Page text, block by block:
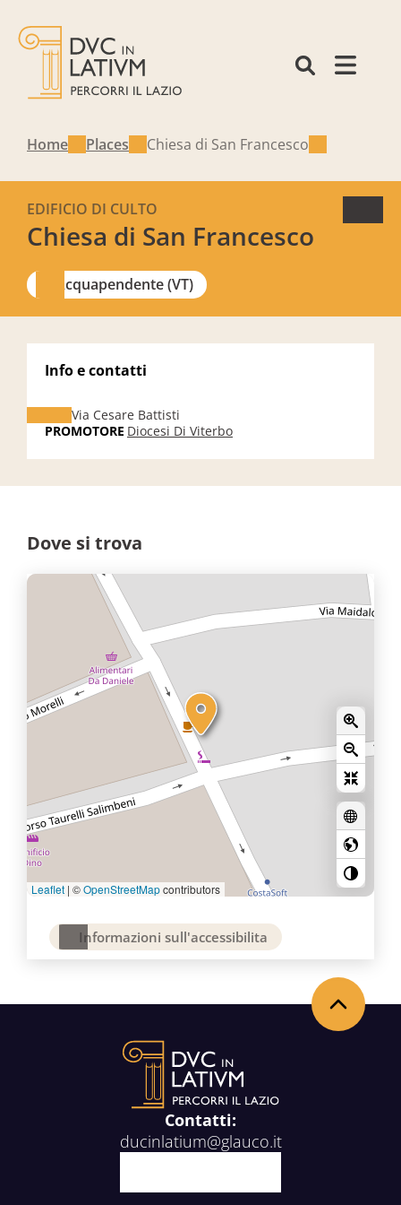
Home Places Chiesa di San Francesco
Chiesa di San Francesco
EDIFICIO DI CULTO
Acquapendente (VT)
Info e contatti
Via Cesare Battisti
PROMOTORE Diocesi Di Viterbo
Dove si trova
Leaflet | ©OpenStreetMapcontributors
Informazioni sull'accessibilita
Contatti:
ducinlatium@glauco.it
Back to the top